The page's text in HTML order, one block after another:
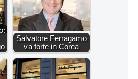
Salvatore Ferragamo
va forte in Corea